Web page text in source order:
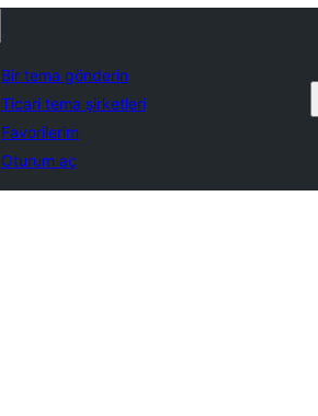
Bir tema gönderin
Ticari tema şirketleri
Favorilerim
Oturum aç